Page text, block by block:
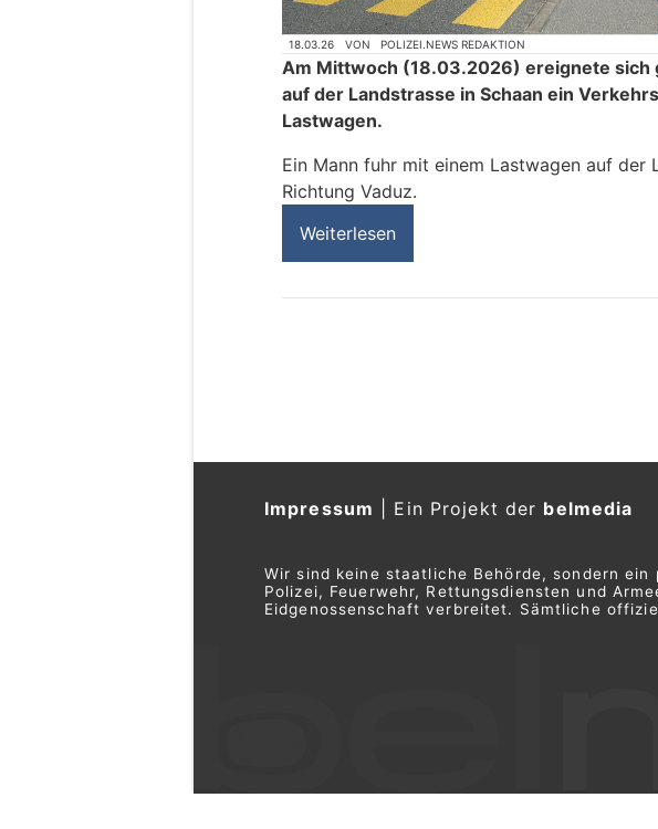
18.03.26 VON POLIZEI.NEWS REDAKTION
Am Mittwoch (18.03.2026) ereignete sich
auf der Landstrasse in Schaan ein
Lastwagen.
Ein Mann fuhr mit einem Lastwagen auf der
Richtung Vaduz.
Weiterlesen
Impressum Ein Projekt der belmedia
Wir sind keine staatliche Behörde, sondern
Polizei, Feuerwehr, Rettungsdiensten und
Eidgenossenschaft verbreitet. Sämtliche